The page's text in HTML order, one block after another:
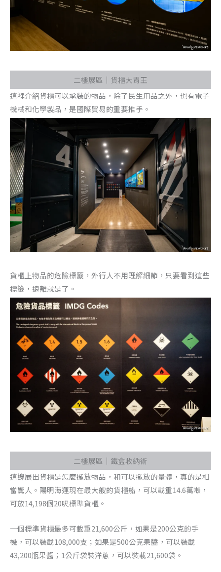
二樓展區｜貨櫃大胃王
這裡介紹貨櫃可以承裝的物品，除了民生用品之外，也有電子
機械和化學製品，是國際貿易的重要推手。
貨櫃上物品的危險標籤，外行人不用理解細節，只要看到這些
標籤，遠離就是了。
二樓展區｜鐵盒收納術
這邊展出貨櫃是怎麼擺放物品，和可以擺放的量體，真的是相
當驚人。陽明海運現在最大艘的貨櫃船，可以載重14.6萬噸，
可放14,198個20呎標準貨櫃。
一個標準貨櫃最多可載重21,600公斤，如果是200公克的手
機，可以裝載108,000支；如果是500公克果醬，可以裝載
43,200瓶果醬；1公斤袋裝洋蔥，可以裝載21,600袋。